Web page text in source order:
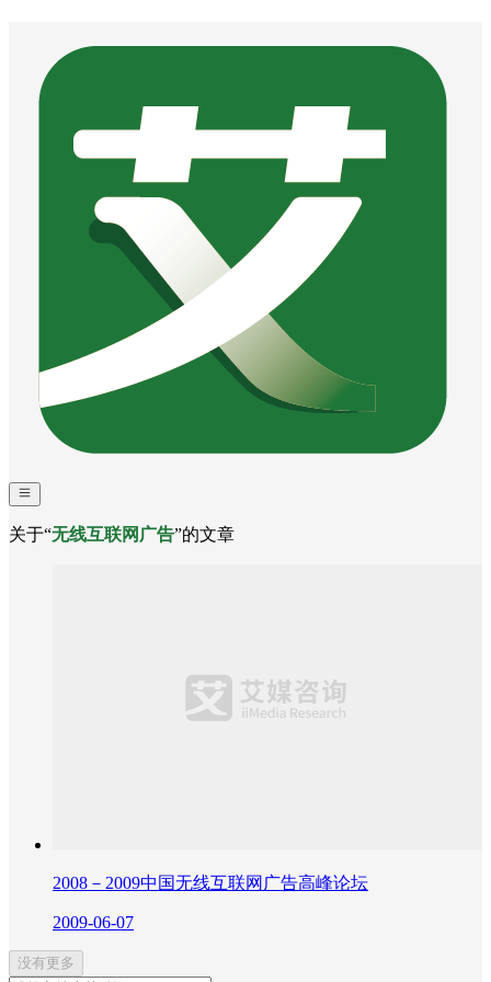
关于“无线互联网广告”的文章
2008－2009中国无线互联网广告高峰论坛
2009-06-07
没有更多